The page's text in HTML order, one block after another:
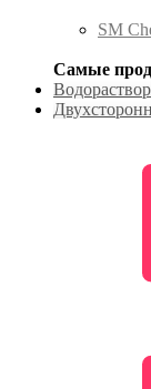
SM
Самые